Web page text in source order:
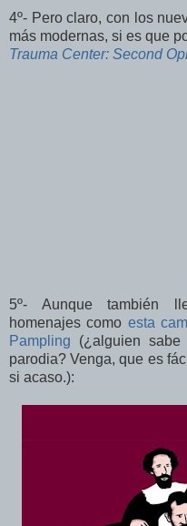
4º- Pero claro, con los
más modernas, si es que
Trauma Center: Second
5º- Aunque también
homenajes como esta
Pampling (¿alguien
parodia? Venga, que es
si acaso.):